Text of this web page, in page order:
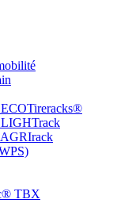
ECOTireracks®
LIGHTrack
AGRIrack
TBX